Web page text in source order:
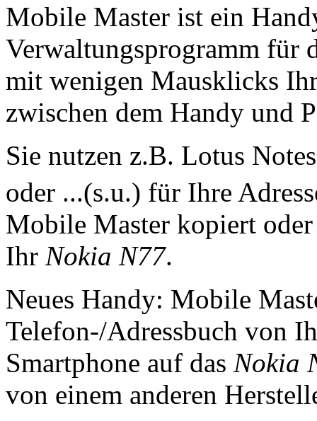
Mobile Master ist ein
Verwaltungsprogramm für
mit wenigen Mausklicks
zwischen dem Handy und
Sie nutzen z.B. Lotus
oder ...(s.u.) für Ihre
Mobile Master kopiert
Ihr Nokia N77.
Neues Handy: Mobile
Telefon-/Adressbuch von
Smartphone auf das Nokia
von einem anderen